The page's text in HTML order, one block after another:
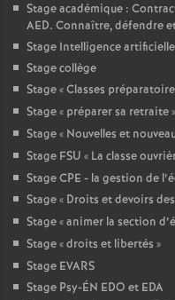
Stage académique :
AED. Connaître, défendre
Stage Intelligence artificielle
Stage collège
Stage «Classes
Stage « préparer sa retraite»
Stage « Nouvelles et
Stage FSU « La classe
Stage CPE - la gestion de
Stage « Droits et devoirs
Stage «animer la section
Stage «droits et libertés »
Stage EVARS
Stage Psy-ÉN EDO et EDA